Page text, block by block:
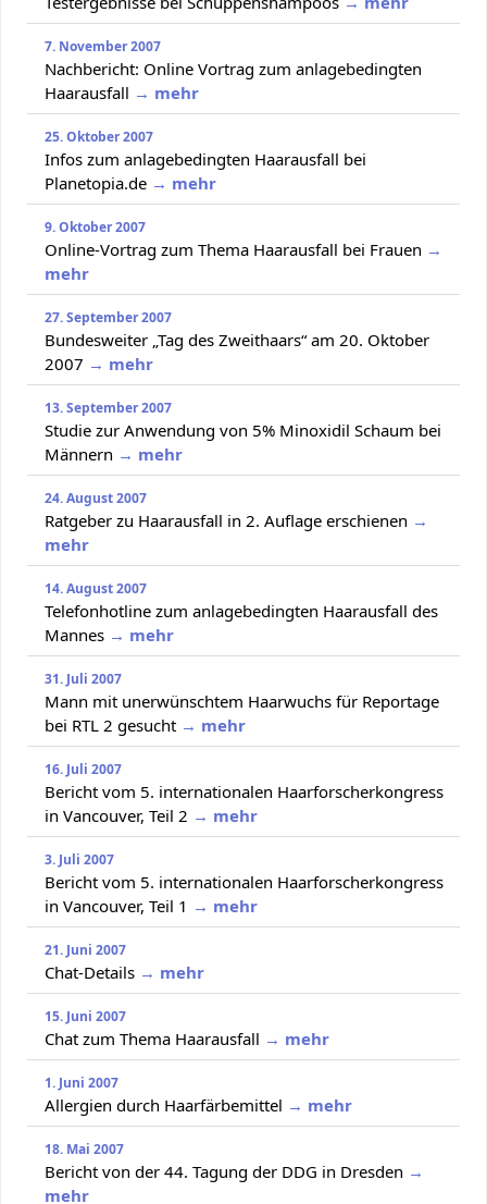
7. November 2007
Nachbericht: Online Vortrag zum anlagebedingten
Haarausfall → mehr
25. Oktober 2007
Infos zum anlagebedingten Haarausfall bei
Planetopia.de → mehr
9. Oktober 2007
Online-Vortrag zum Thema Haarausfall bei Frauen →
mehr
27. September 2007
Bundesweiter „Tag des Zweithaars“ am 20. Oktober
2007 → mehr
13. September 2007
Studie zur Anwendung von 5% Minoxidil Schaum bei
Männern → mehr
24. August 2007
Ratgeber zu Haarausfall in 2. Auflage erschienen →
mehr
14. August 2007
Telefonhotline zum anlagebedingten Haarausfall des
Mannes → mehr
31. Juli 2007
Mann mit unerwünschtem Haarwuchs für Reportage
bei RTL 2 gesucht → mehr
16. Juli 2007
Bericht vom 5. internationalen Haarforscherkongress
in Vancouver, Teil 2 → mehr
3. Juli 2007
Bericht vom 5. internationalen Haarforscherkongress
in Vancouver, Teil 1 → mehr
21. Juni 2007
Chat-Details → mehr
15. Juni 2007
Chat zum Thema Haarausfall → mehr
1. Juni 2007
Allergien durch Haarfärbemittel → mehr
18. Mai 2007
Bericht von der 44. Tagung der DDG in Dresden →
mehr